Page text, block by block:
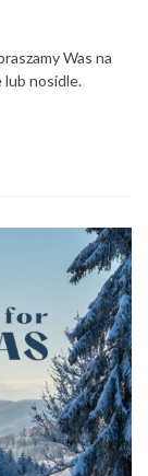
Was na
lub nosidle.